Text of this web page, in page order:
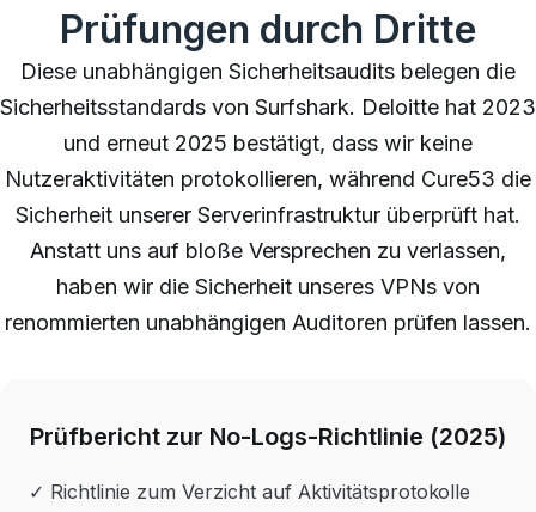
Prüfungen durch Dritte
Diese unabhängigen Sicherheitsaudits belegen die
Sicherheitsstandards von Surfshark. Deloitte hat 2023
und erneut 2025 bestätigt, dass wir keine
Nutzeraktivitäten protokollieren, während Cure53 die
Sicherheit unserer Serverinfrastruktur überprüft hat.
Anstatt uns auf bloße Versprechen zu verlassen,
haben wir die Sicherheit unseres VPNs von
renommierten unabhängigen Auditoren prüfen lassen.
Prüfbericht zur No-Logs-Richtlinie (2025)
✓ Richtlinie zum Verzicht auf Aktivitätsprotokolle